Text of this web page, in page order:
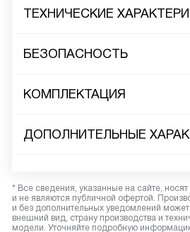
ТЕХНИЧЕСКИЕ
БЕЗОПАСНОСТЬ
КОМПЛЕКТАЦИЯ
ДОПОЛНИТЕЛЬНЫЕ
* Все сведения, указанные на сайте,
и не являются публичной офертой.
и без дополнительных уведомлений
внешний вид, страну производства и
модели. Уточняйте подробную